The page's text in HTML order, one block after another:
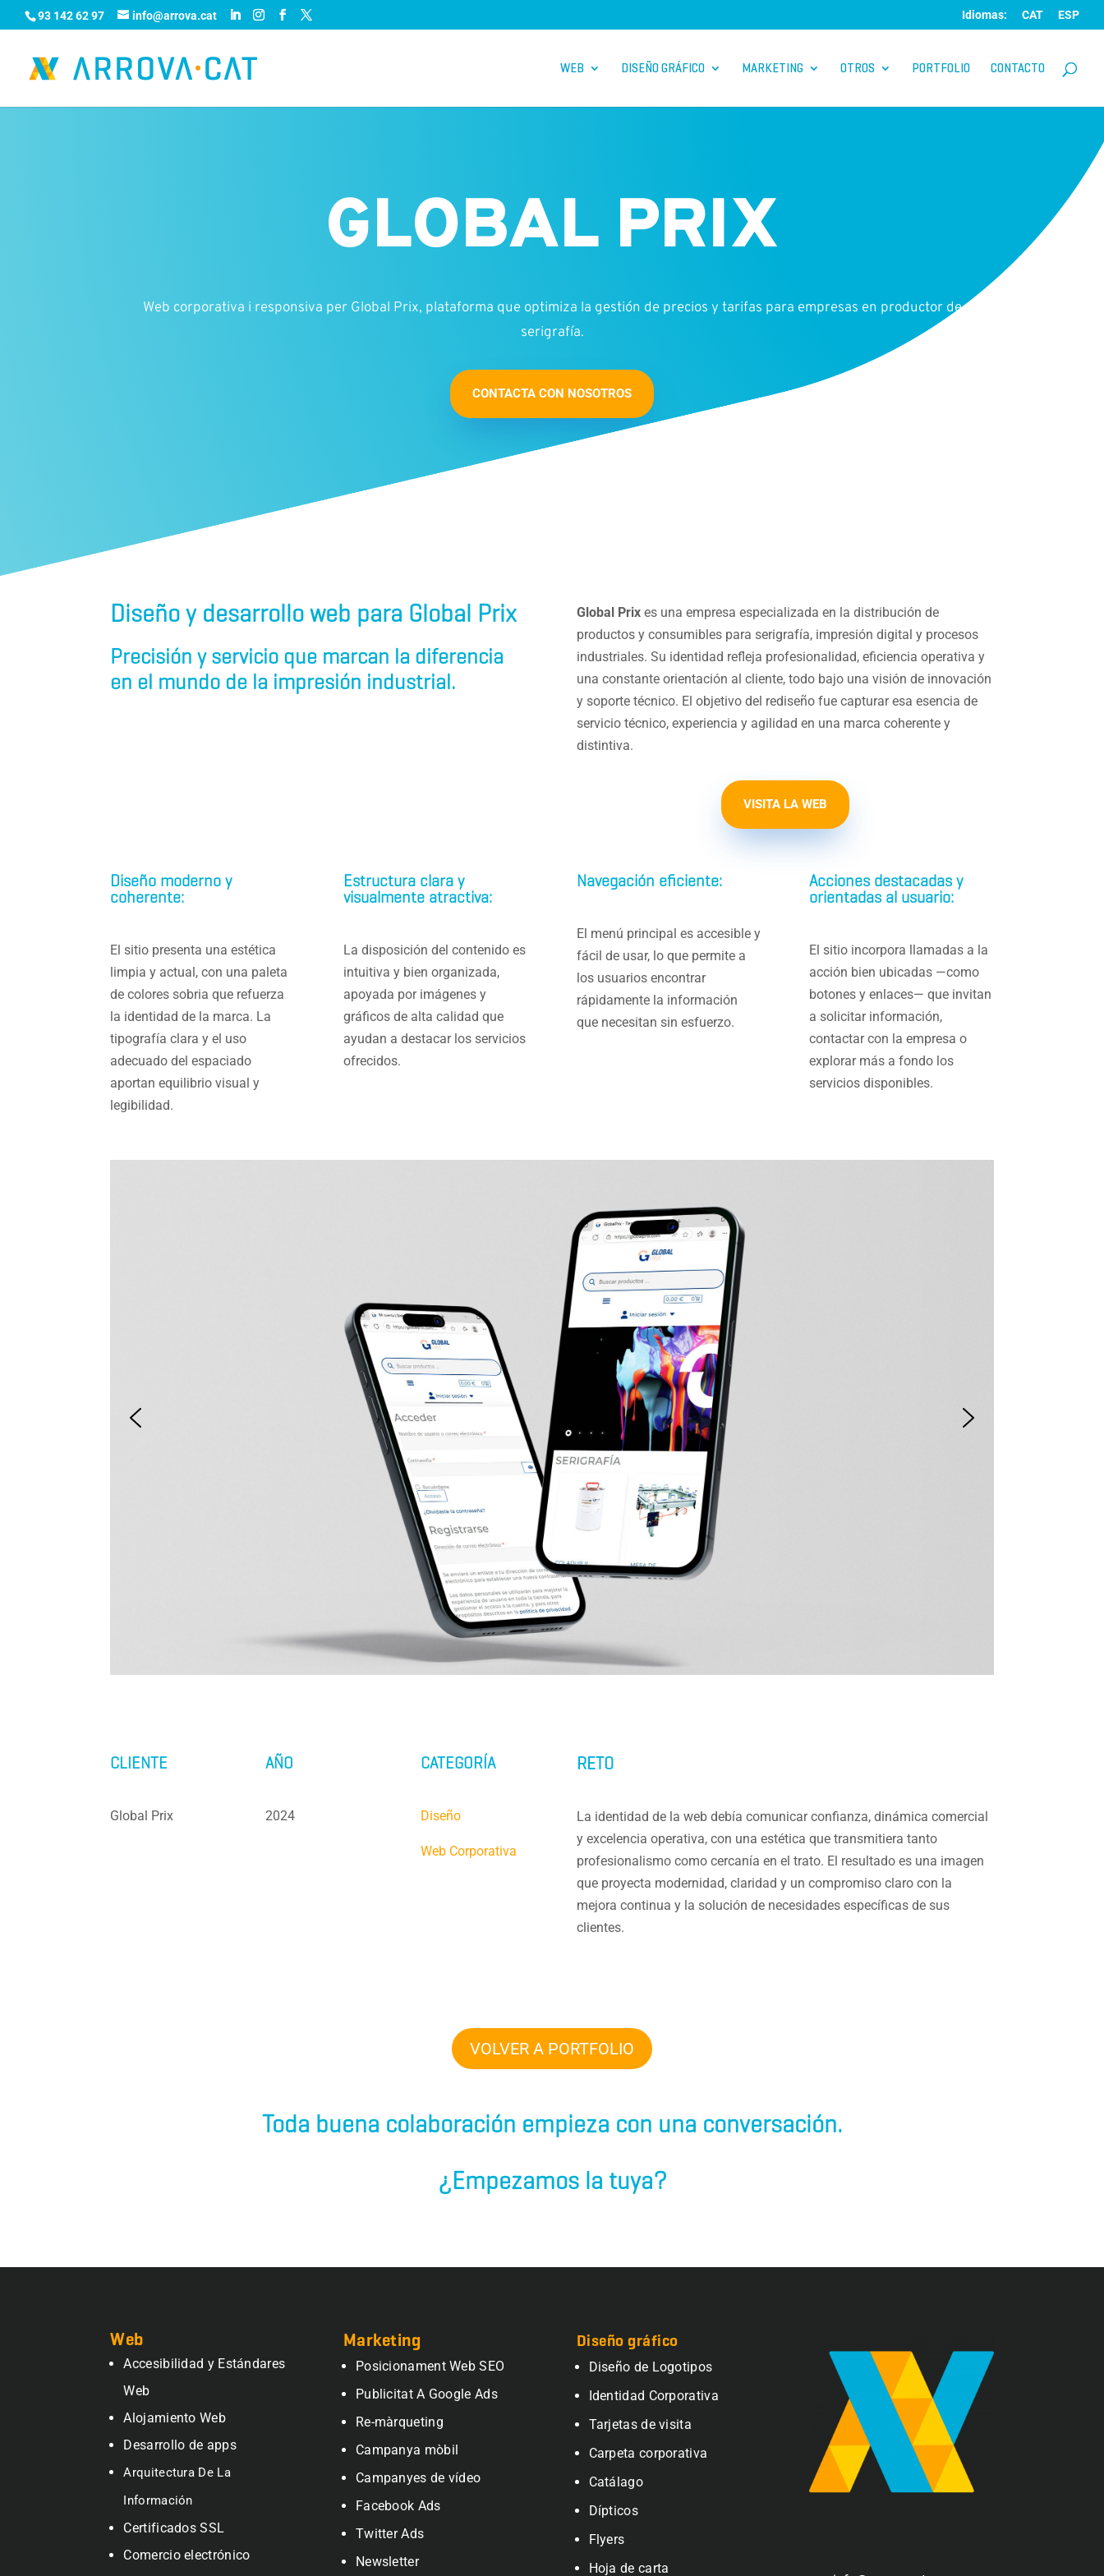
93 142 62 97 info@arrova.cat Idiomas: CAT ESP
WEB DISEÑO GRÁFICO MARKETING OTROS PORTFOLIO CONTACTO
GLOBAL PRIX
Web corporativa i responsiva per Global Prix, plataforma que optimiza la gestión de precios y tarifas para empresas en productor de
serigrafía.
CONTACTA CON NOSOTROS
Diseño y desarrollo web para Global Prix
Precisión y servicio que marcan la diferencia
en el mundo de la impresión industrial.
Global Prixes una empresa especializada en la distribución de
productos y consumibles para serigrafía, impresión digital y procesos
industriales. Su identidad refleja profesionalidad, eficiencia operativa y
una constante orientación al cliente, todo bajo una visión de innovación
y soporte técnico. El objetivo del rediseño fue capturar esa esencia de
servicio técnico, experiencia y agilidad en una marca coherente y
distintiva.
VISITA LA WEB
Diseño moderno y
coherente:
El sitio presenta una estética
limpia y actual, con una paleta
de colores sobria que refuerza
la identidad de la marca. La
tipografía clara y el uso
adecuado del espaciado
aportan equilibrio visual y
legibilidad.
Estructura clara y
visualmente atractiva:
La disposición del contenido es
intuitiva y bien organizada,
apoyada por imágenes y
gráficos de alta calidad que
ayudan a destacar los servicios
ofrecidos.
Navegación eficiente:
El menú principal es accesible y
fácil de usar, lo que permite a
los usuarios encontrar
rápidamente la información
que necesitan sin esfuerzo.
Acciones destacadas y
orientadas al usuario:
El sitio incorpora llamadas a la
acción bien ubicadas —como
botones y enlaces— que invitan
a solicitar información,
contactar con la empresa o
explorar más a fondo los
servicios disponibles.
CLIENTE
Global Prix
AÑO
2024
CATEGORÍA
Diseño
Web Corporativa
RETO
La identidad de la web debía comunicar confianza, dinámica comercial
y excelencia operativa, con una estética que transmitiera tanto
profesionalismo como cercanía en el trato. El resultado es una imagen
que proyecta modernidad, claridad y un compromiso claro con la
mejora continua y la solución de necesidades específicas de sus
clientes.
VOLVER A PORTFOLIO
Toda buena colaboración empieza con una conversación.
¿Empezamos la tuya?
Web
Accesibilidad y Estándares
Web
Alojamiento Web
Desarrollo de apps
Arquitectura De La
Información
Certificados SSL
Comercio electrónico
Marketing
Posicionament Web SEO
Publicitat A Google Ads
Re-màrqueting
Campanya mòbil
Campanyes de vídeo
Facebook Ads
Twitter Ads
Newsletter
Diseño gráfico
Diseño de Logotipos
Identidad Corporativa
Tarjetas de visita
Carpeta corporativa
Catálago
Dípticos
Flyers
Hoja de carta